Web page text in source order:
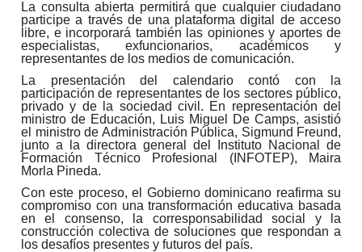
La consulta abierta permitirá que cualquier ciudadano
participe a través de una plataforma digital de acceso
libre, e incorporará también las opiniones y aportes de
especialistas, exfuncionarios, académicos y
representantes de los medios de comunicación.
La presentación del calendario contó con la
participación de representantes de los sectores público,
privado y de la sociedad civil. En representación del
ministro de Educación, Luis Miguel De Camps, asistió
el ministro de Administración Pública, Sigmund Freund,
junto a la directora general del Instituto Nacional de
Formación Técnico Profesional (INFOTEP), Maira
Morla Pineda.
Con este proceso, el Gobierno dominicano reafirma su
compromiso con una transformación educativa basada
en el consenso, la corresponsabilidad social y la
construcción colectiva de soluciones que respondan a
los desafíos presentes y futuros del país.